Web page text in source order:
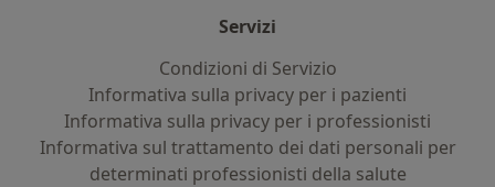
Servizi
Condizioni di Servizio
Informativa sulla privacy per i pazienti
Informativa sulla privacy per i professionisti
Informativa sul trattamento dei dati personali per
determinati professionisti della salute